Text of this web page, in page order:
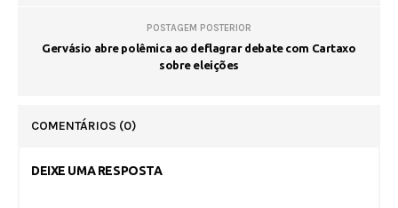
POSTAGEM POSTERIOR
Gervásio abre polêmica ao deflagrar debate com Cartaxo
sobre eleições
COMENTÁRIOS (0)
DEIXE UMA RESPOSTA